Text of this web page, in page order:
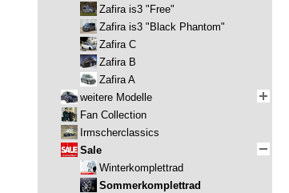
Zafira is3 "Free"
Zafira is3 "Black Phantom"
Zafira C
Zafira B
Zafira A
weitere Modelle
Fan Collection
Irmscherclassics
Sale
Winterkomplettrad
Sommerkomplettrad